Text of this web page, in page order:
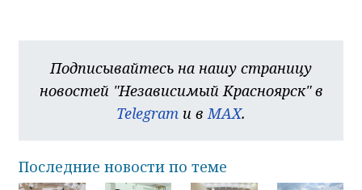
Подписывайтесь на нашу страницу
новостей "Независимый Красноярск" в
Telegram и в MAX.
Последние новости по теме